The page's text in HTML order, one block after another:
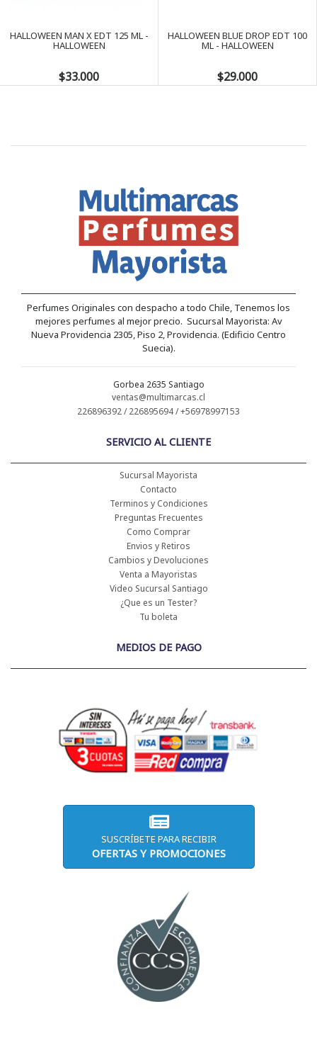
HALLOWEEN MAN X EDT 125 ML -
HALLOWEEN
$33.000
HALLOWEEN BLUE DROP EDT 100
ML - HALLOWEEN
$29.000
Perfumes Originales con despacho a todo Chile, Tenemos los
mejores perfumes al mejor precio. Sucursal Mayorista: Av
Nueva Providencia 2305, Piso 2, Providencia. (Edificio Centro
Suecia).
Gorbea 2635 Santiago
ventas@multimarcas.cl
226896392 / 226895694 / +56978997153
SERVICIO AL CLIENTE
Sucursal Mayorista
Contacto
Terminos y Condiciones
Preguntas Frecuentes
Como Comprar
Envios y Retiros
Cambios y Devoluciones
Venta a Mayoristas
Video Sucursal Santiago
¿Que es un Tester?
Tu boleta
MEDIOS DE PAGO
SUSCRÍBETE PARA RECIBIR
OFERTAS Y PROMOCIONES